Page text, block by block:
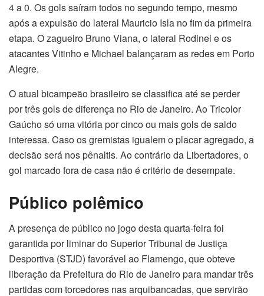
4 a 0. Os gols saíram todos no segundo tempo, mesmo
após a expulsão do lateral Mauricio Isla no fim da primeira
etapa. O zagueiro Bruno Viana, o lateral Rodinei e os
atacantes Vitinho e Michael balançaram as redes em Porto
Alegre.
O atual bicampeão brasileiro se classifica até se perder
por três gols de diferença no Rio de Janeiro. Ao Tricolor
Gaúcho só uma vitória por cinco ou mais gols de saldo
interessa. Caso os gremistas igualem o placar agregado, a
decisão será nos pênaltis. Ao contrário da Libertadores, o
gol marcado fora de casa não é critério de desempate.
Público polêmico
A presença de público no jogo desta quarta-feira foi
garantida por liminar do Superior Tribunal de Justiça
Desportiva (STJD) favorável ao Flamengo, que obteve
liberação da Prefeitura do Rio de Janeiro para mandar três
partidas com torcedores nas arquibancadas, que servirão